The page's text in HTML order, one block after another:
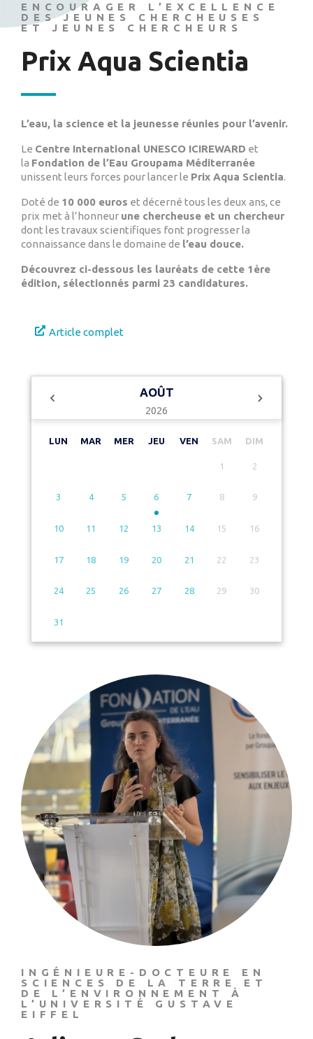
ENCOURAGER L’EXCELLENCE
DES JEUNES CHERCHEUSES
ET JEUNES CHERCHEURS
Prix Aqua Scientia
L’eau, la science et la jeunesse réunies pour l’avenir.
Le Centre International UNESCO ICIREWARD et
la Fondation de l’Eau Groupama Méditerranée
unissent leurs forces pour lancer le Prix Aqua Scientia.
Doté de 10 000 euros et décerné tous les deux ans, ce
prix met à l’honneur une chercheuse et un chercheur
dont les travaux scientifiques font progresser la
connaissance dans le domaine de l’eau douce.
Découvrez ci-dessous les lauréats de cette 1ère
édition, sélectionnés parmi 23 candidatures.
Article complet
AOÛT
2026
LUN MAR MER JEU VEN SAM DIM
1 2
3 4 5 6 7 8 9
10 11 12 13 14 15 16
17 18 19 20 21 22 23
24 25 26 27 28 29 30
31
INGÉNIEURE-DOCTEURE EN
SCIENCES DE LA TERRE ET
DE L’ENVIRONNEMENT À
L’UNIVERSITÉ GUSTAVE
EIFFEL